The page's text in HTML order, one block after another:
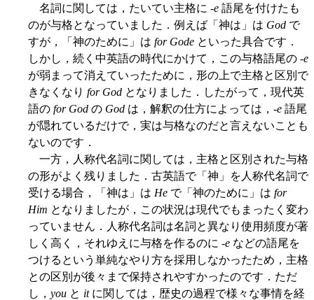
名詞に関しては，たいてい主格に -e 語尾を付けたも
のが与格となっていました．例えば「神は」は God で
すが，「神のために」は for Gode といった具合です．
しかし，続く中英語の時代にかけて，この与格語尾の -e
が弱まって消えていったために，形の上で主格と区別で
きなくなり for God となりました．したがって，現代英
語の for God の God は，解釈の仕方によっては，-e 語尾
が隠れているだけで，実は与格なのだと言えないことも
ないのです．
一方，人称代名詞に関しては，主格と区別された与格
の形がよく残りました．古英語で「神」を人称代名詞で
受ける場合，「神は」は He で「神のために」は for
Him となりましたが，この状況は現代でもまったく変わ
っていません．人称代名詞は名詞と異なり使用頻度が著
しく高く，それゆえに与格を作るのに -e などの語尾を
つけるという単純なやり方を採用しなかったため，主格
との区別が後々まで保持されやすかったのです．ただ
し， you と itに関しては，歴史の過程で様々な事情を経